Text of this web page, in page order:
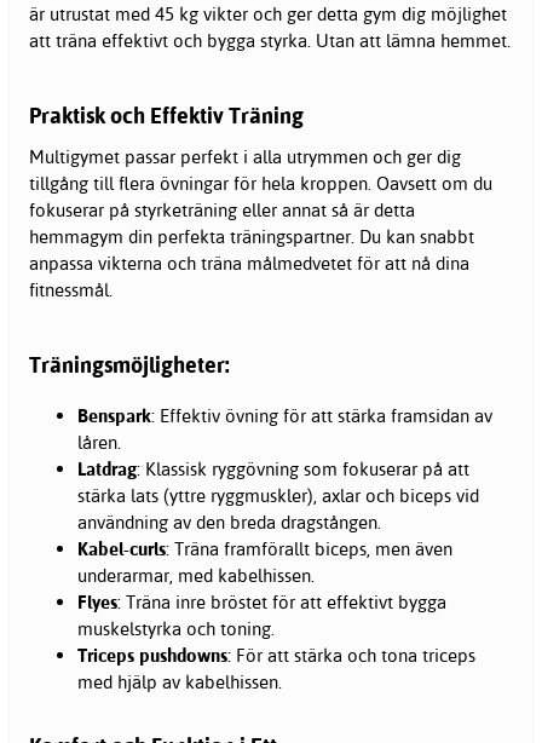
är utrustat med 45 kg vikter och ger detta gym dig möjlighet
att träna effektivt och bygga styrka. Utan att lämna hemmet.
Praktisk och Effektiv Träning
Multigymet passar perfekt i alla utrymmen och ger dig
tillgång till flera övningar för hela kroppen. Oavsett om du
fokuserar på styrketräning eller annat så är detta
hemmagym din perfekta träningspartner. Du kan snabbt
anpassa vikterna och träna målmedvetet för att nå dina
fitnessmål.
Träningsmöjligheter:
Benspark: Effektiv övning för att stärka framsidan av
låren.
Latdrag: Klassisk ryggövning som fokuserar på att
stärka lats (yttre ryggmuskler), axlar och biceps vid
användning av den breda dragstången.
Kabel-curls: Träna framförallt biceps, men även
underarmar, med kabelhissen.
Flyes: Träna inre bröstet för att effektivt bygga
muskelstyrka och toning.
Triceps pushdowns: För att stärka och tona triceps
med hjälp av kabelhissen.